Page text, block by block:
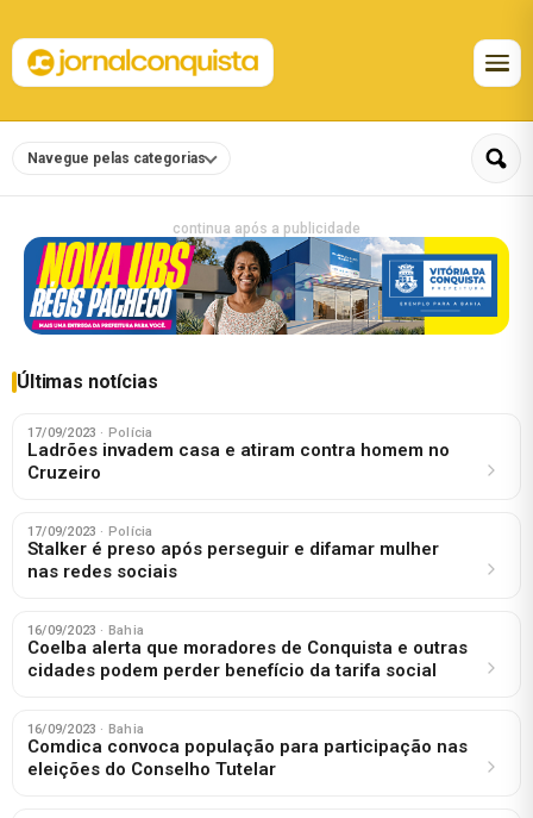
Navegue pelas categorias
continua após a publicidade
Últimas notícias
17/09/2023 · Polícia
Ladrões invadem casa e atiram contra homem no
Cruzeiro
17/09/2023 · Polícia
Stalker é preso após perseguir e difamar mulher
nas redes sociais
16/09/2023 · Bahia
Coelba alerta que moradores de Conquista e outras
cidades podem perder benefício da tarifa social
16/09/2023 · Bahia
Comdica convoca população para participação nas
eleições do Conselho Tutelar